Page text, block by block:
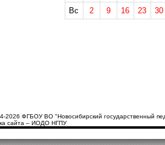
Вс
2 9 16 23 30
2026 ФГБОУ ВО "Новосибирский государственный
сайта – ИОДО НГПУ